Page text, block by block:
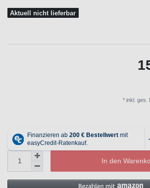
Aktuell nicht lieferbar
* inkl. ges.
In den